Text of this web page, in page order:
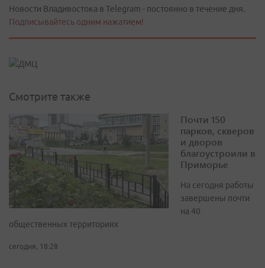
Новости Владивостока в Telegram - постоянно в течение дня.
Подписывайтесь одним нажатием!
Смотрите также
Почти 150
парков, скверов
и дворов
благоустроили в
Приморье
На сегодня работы
завершены почти
на 40
общественных территориях
сегодня, 18:28